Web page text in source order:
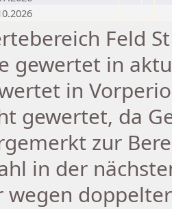
Feld
gewertet in
in
gewertet, da
zur
in der
wegen